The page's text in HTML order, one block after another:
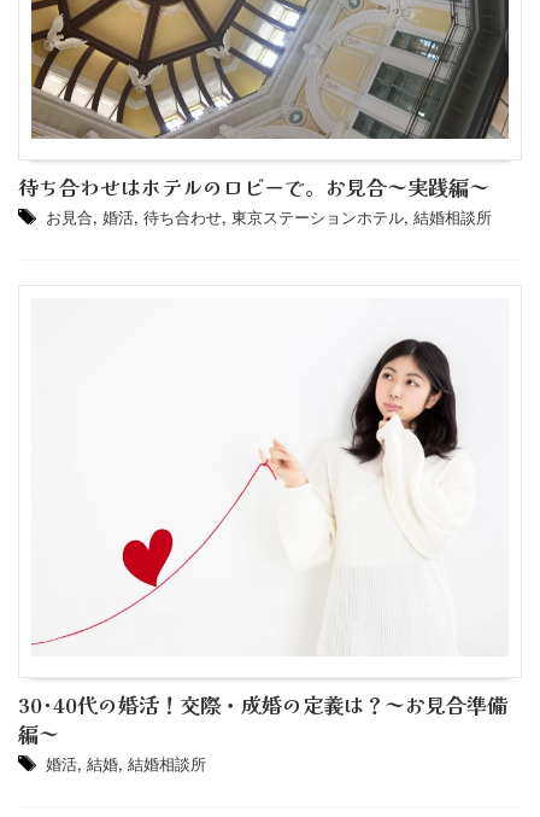
待ち合わせはホテルのロビーで。お見合～実践編～
お見合, 婚活, 待ち合わせ, 東京ステーションホテル, 結婚相談所
30･40代の婚活！交際・成婚の定義は？～お見合準備
編～
婚活, 結婚, 結婚相談所